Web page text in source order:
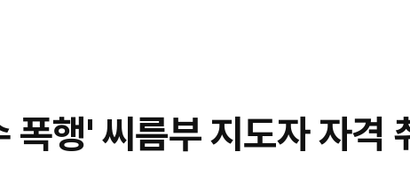
폭행' 씨름부 지도자 자격